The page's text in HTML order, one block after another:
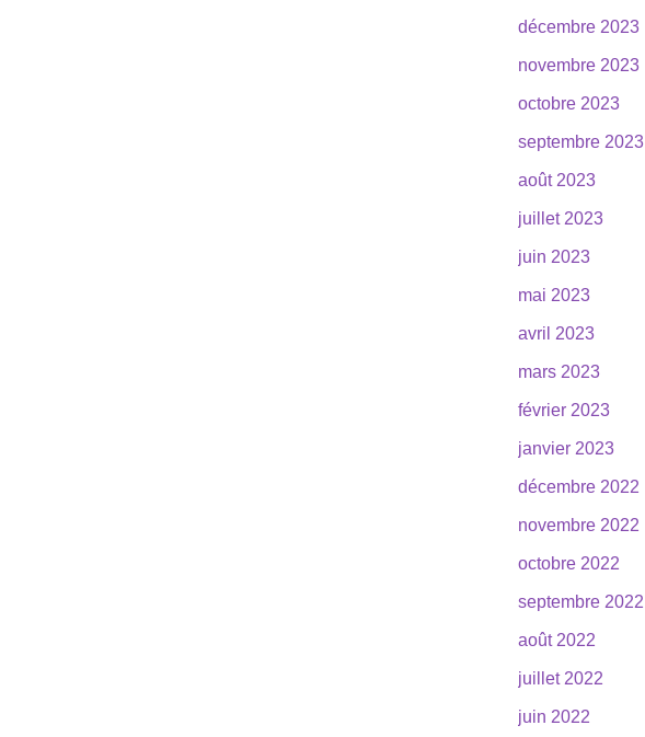
décembre 2023
novembre 2023
octobre 2023
septembre 2023
août 2023
juillet 2023
juin 2023
mai 2023
avril 2023
mars 2023
février 2023
janvier 2023
décembre 2022
novembre 2022
octobre 2022
septembre 2022
août 2022
juillet 2022
juin 2022